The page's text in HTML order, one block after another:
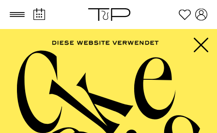
Zum Hauptinhalt springen Zum Footer springen
AALTO BALLETT